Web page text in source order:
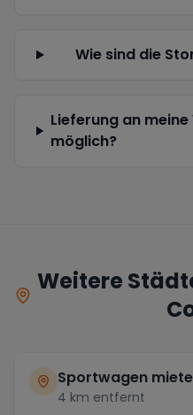
Wie sind die
Lieferung an
möglich?
Weitere
Sportwagen
4 km entfernt